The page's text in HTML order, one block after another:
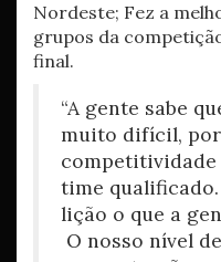
Nordeste; Fez a
grupos da
final.
“A gente sabe
muito difícil,
competitividade
time
lição o que a
O nosso nível